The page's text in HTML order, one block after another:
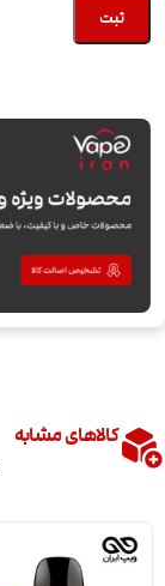
کالاهای مشابه